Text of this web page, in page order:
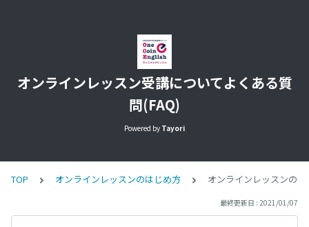
オンラインレッスン受講についてよくある質
問(FAQ)
Powered by Tayori
TOP オンラインレッスンのはじめ方 オンラインレッスンの
最終更新日 : 2021/01/07